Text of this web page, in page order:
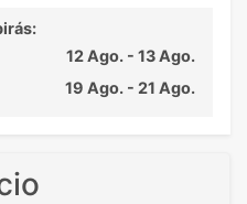
12 Ago. - 13 Ago.
19 Ago. - 21 Ago.